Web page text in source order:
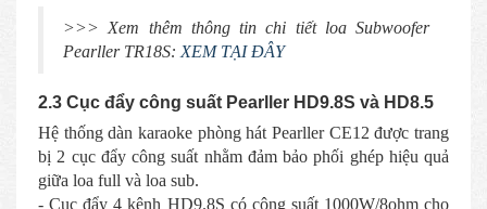
>>> Xem thêm thông tin chi tiết loa Subwoofer
Pearller TR18S: XEM TẠI ĐÂY
2.3 Cục đẩy công suất Pearller HD9.8S và HD8.5
Hệ thống dàn karaoke phòng hát Pearller CE12 được trang
bị 2 cục đẩy công suất nhằm đảm bảo phối ghép hiệu quả
giữa loa full và loa sub.
- Cục đẩy 4 kênh HD9.8S có công suất 1000W/8ohm cho